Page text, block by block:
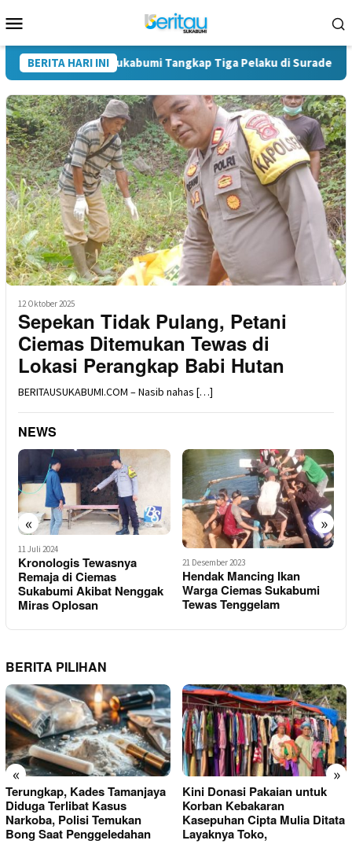
ke
Mobile
BERITA HARI INI
Polres Sukabumi Tangkap Tiga Pelaku di Surade-Ciemas
12 Oktober 2025
Sepekan Tidak Pulang, Petani
Ciemas Ditemukan Tewas di
Lokasi Perangkap Babi Hutan
BERITAUSUKABUMI.COM – Nasib nahas […]
NEWS
« »
11 Juli 2024
Kronologis Tewasnya
Remaja di Ciemas
Sukabumi Akibat Nenggak
Miras Oplosan
21 Desember 2023
Hendak Mancing Ikan
Warga Ciemas Sukabumi
Tewas Tenggelam
BERITA PILIHAN
« »
Terungkap, Kades Tamanjaya
Diduga Terlibat Kasus
Narkoba, Polisi Temukan
Bong Saat Penggeledahan
Kini Donasi Pakaian untuk
Korban Kebakaran
Kasepuhan Cipta Mulia Ditata
Layaknya Toko,